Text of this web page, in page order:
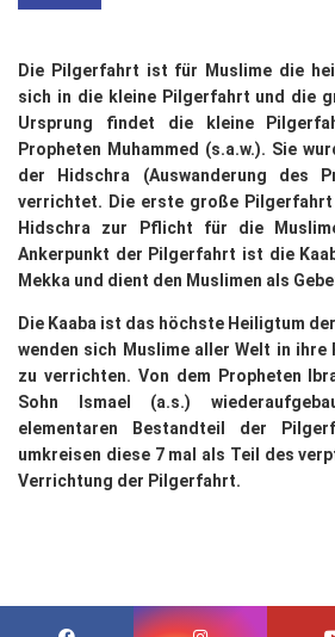
Die Pilgerfahrt ist für Muslime die
sich in die kleine Pilgerfahrt und die
Ursprung findet die kleine
Propheten Muhammed (s.a.w.). Sie
der Hidschra (Auswanderung des
verrichtet. Die erste große
Hidschra zur Pflicht für die
Ankerpunkt der Pilgerfahrt ist die
Mekka und dient den Muslimen als
Die Kaaba ist das höchste Heiligtum
wenden sich Muslime aller Welt in ihre
zu verrichten. Von dem Propheten
Sohn Ismael (a.s.)
elementaren Bestandteil der
umkreisen diese 7 mal als Teil des
Verrichtung der Pilgerfahrt.